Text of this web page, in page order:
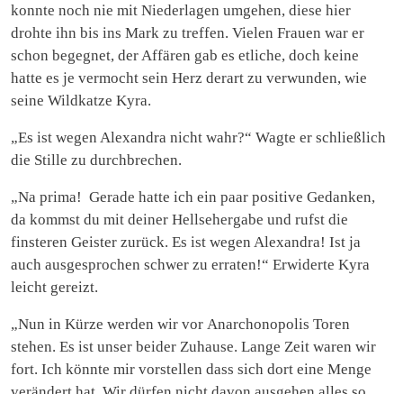
konnte noch nie mit Niederlagen umgehen, diese hier
drohte ihn bis ins Mark zu treffen. Vielen Frauen war er
schon begegnet, der Affären gab es etliche, doch keine
hatte es je vermocht sein Herz derart zu verwunden, wie
seine Wildkatze Kyra.
„Es ist wegen Alexandra nicht wahr?“ Wagte er schließlich
die Stille zu durchbrechen.
„Na prima! Gerade hatte ich ein paar positive Gedanken,
da kommst du mit deiner Hellsehergabe und rufst die
finsteren Geister zurück. Es ist wegen Alexandra! Ist ja
auch ausgesprochen schwer zu erraten!“ Erwiderte Kyra
leicht gereizt.
„Nun in Kürze werden wir vor Anarchonopolis Toren
stehen. Es ist unser beider Zuhause. Lange Zeit waren wir
fort. Ich könnte mir vorstellen dass sich dort eine Menge